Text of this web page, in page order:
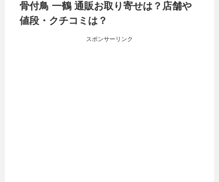
骨付鳥 一鶴 通販お取り寄せは？店舗や
値段・クチコミは？
スポンサーリンク